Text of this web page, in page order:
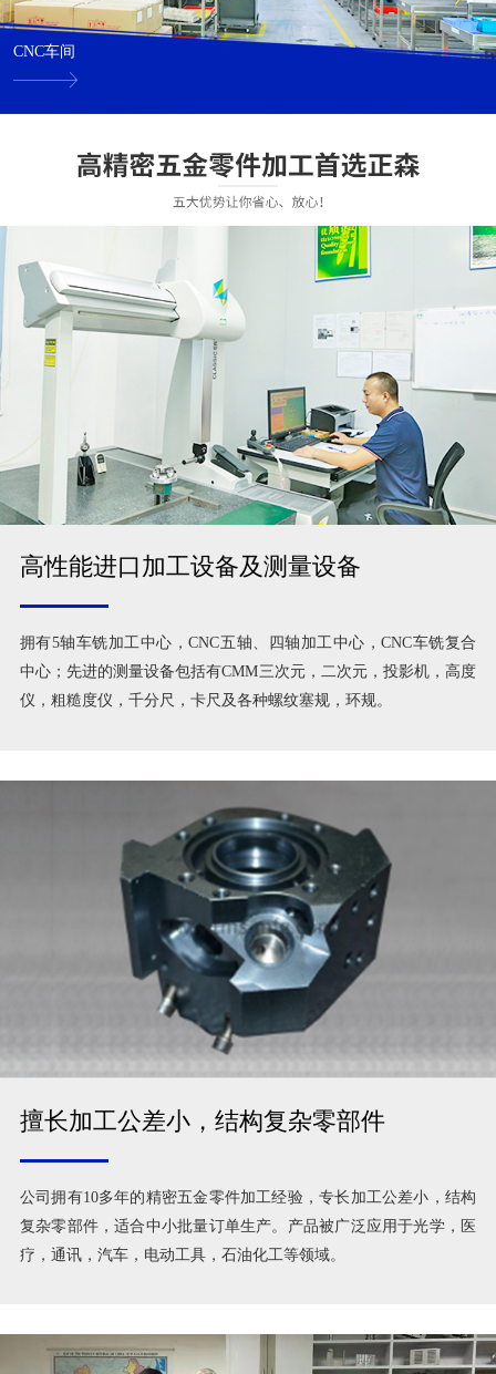
CNC车间
高性能进口加工设备及测量设备
拥有5轴车铣加工中心，CNC五轴、四轴加工中心，CNC车铣复合
中心；先进的测量设备包括有CMM三次元，二次元，投影机，高度
仪，粗糙度仪，千分尺，卡尺及各种螺纹塞规，环规。
擅长加工公差小，结构复杂零部件
公司拥有10多年的精密五金零件加工经验，专长加工公差小，结构
复杂零部件，适合中小批量订单生产。产品被广泛应用于光学，医
疗，通讯，汽车，电动工具，石油化工等领域。